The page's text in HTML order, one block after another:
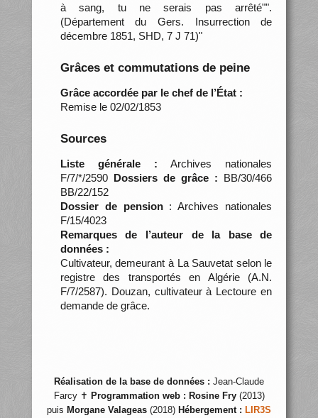
à sang, tu ne serais pas arrêté"".
(Département du Gers. Insurrection de
décembre 1851, SHD, 7 J 71)"
Grâces et commutations de peine
Grâce accordée par le chef de l’État :
Remise le 02/02/1853
Sources
Liste générale : Archives nationales
F/7/*/2590 Dossiers de grâce : BB/30/466
BB/22/152
Dossier de pension: Archives nationales
F/15/4023
Remarques de l’auteur de la base de
données :
Cultivateur, demeurant à La Sauvetat selon le
registre des transportés en Algérie (A.N.
F/7/2587). Douzan, cultivateur à Lectoure en
demande de grâce.
Réalisation de la base de données : Jean-Claude
Farcy ✝ Programmation web : Rosine Fry(2013)
puis Morgane Valageas (2018) Hébergement : LIR3S